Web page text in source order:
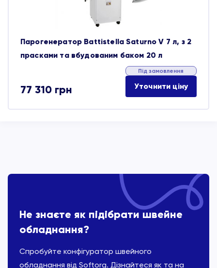
Парогенератор Battistella Saturno V 7 л, з 2
прасками та вбудованим баком 20 л
77 310 грн
Під замовлення
Уточнити ціну
Не знаєте як підібрати швейне
обладнання?
Спробуйте конфігуратор швейного
обладнання від Softorg. Дізнайтеся як та на